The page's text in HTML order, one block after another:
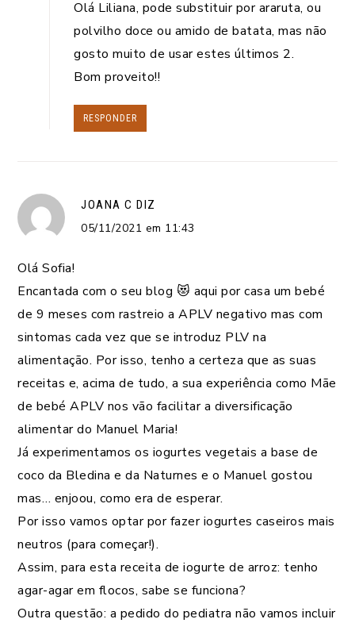
Olá Liliana, pode substituir por araruta, ou
polvilho doce ou amido de batata, mas não
gosto muito de usar estes últimos 2.
Bom proveito!!
RESPONDER
JOANA C DIZ
05/11/2021 em 11:43
Olá Sofia!
Encantada com o seu blog 😻 aqui por casa um bebé
de 9 meses com rastreio a APLV negativo mas com
sintomas cada vez que se introduz PLV na
alimentação. Por isso, tenho a certeza que as suas
receitas e, acima de tudo, a sua experiência como Mãe
de bebé APLV nos vão facilitar a diversificação
alimentar do Manuel Maria!
Já experimentamos os iogurtes vegetais a base de
coco da Bledina e da Naturnes e o Manuel gostou
mas… enjoou, como era de esperar.
Por isso vamos optar por fazer iogurtes caseiros mais
neutros (para começar!).
Assim, para esta receita de iogurte de arroz: tenho
agar-agar em flocos, sabe se funciona?
Outra questão: a pedido do pediatra não vamos incluir